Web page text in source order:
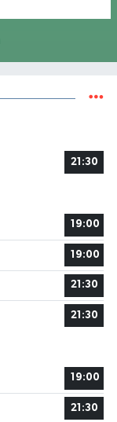
21:30
19:00
19:00
21:30
21:30
19:00
21:30